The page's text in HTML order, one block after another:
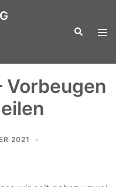
Suche
Vorbeugen
2021